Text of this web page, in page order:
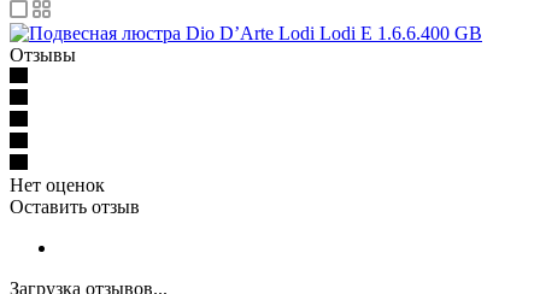
Отзывы
Нет оценок
Оставить отзыв
Загрузка отзывов...